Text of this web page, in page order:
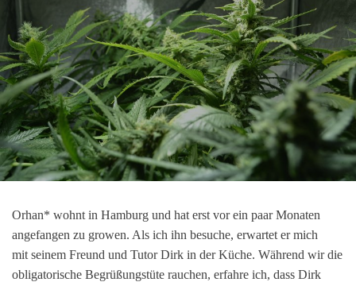
Orhan* wohnt in Hamburg und hat erst vor ein paar Monaten
angefangen zu growen. Als ich ihn besuche, erwartet er mich
mit seinem Freund und Tutor Dirk in der Küche. Während wir die
obligatorische Begrüßungstüte rauchen, erfahre ich, dass Dirk